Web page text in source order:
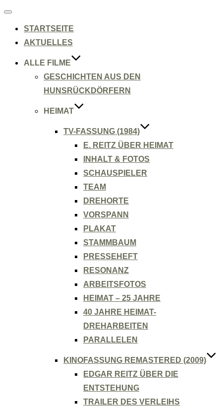
Navigation
STARTSEITE
AKTUELLES
ALLE FILME
GESCHICHTEN AUS DEN
HUNSRÜCKDÖRFERN
HEIMAT
TV-FASSUNG (1984)
E. REITZ ÜBER HEIMAT
INHALT & FOTOS
SCHAUSPIELER
TEAM
DREHORTE
VORSPANN
PLAKAT
STAMMBAUM
PRESSEHEFT
RESONANZ
ARBEITSFOTOS
HEIMAT – 25 JAHRE
40 JAHRE HEIMAT-
DREHARBEITEN
PARALLELEN
KINOFASSUNG REMASTERED (2009)
EDGAR REITZ ÜBER DIE
ENTSTEHUNG
TRAILER DES VERLEIHS